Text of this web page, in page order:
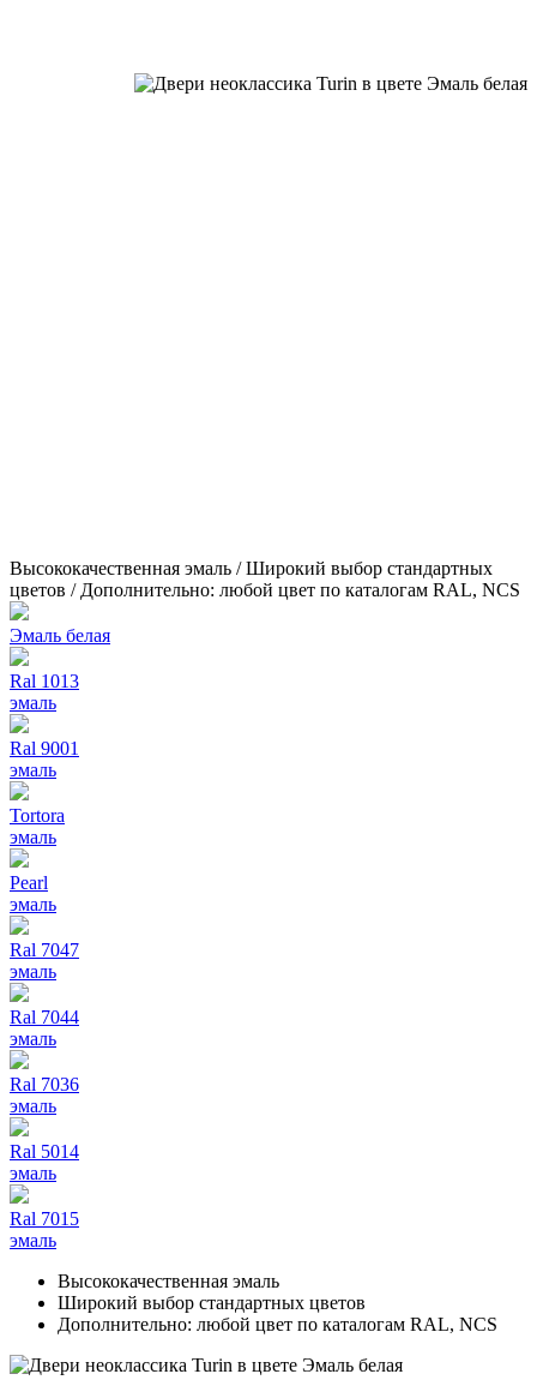
Высококачественная эмаль / Широкий выбор стандартных
цветов / Дополнительно: любой цвет по каталогам RAL, NCS
Эмаль белая
Ral 1013
эмаль
Ral 9001
эмаль
Tortora
эмаль
Pearl
эмаль
Ral 7047
эмаль
Ral 7044
эмаль
Ral 7036
эмаль
Ral 5014
эмаль
Ral 7015
эмаль
Высококачественная эмаль
Широкий выбор стандартных цветов
Дополнительно: любой цвет по каталогам RAL, NCS